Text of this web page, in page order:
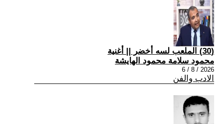
(30) الملعب لسه أخضر || أغنية
محمود سلامة محمود الهايشة
2026 / 8 / 6
الادب والفن